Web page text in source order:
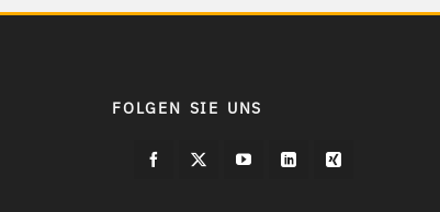
FOLGEN SIE UNS